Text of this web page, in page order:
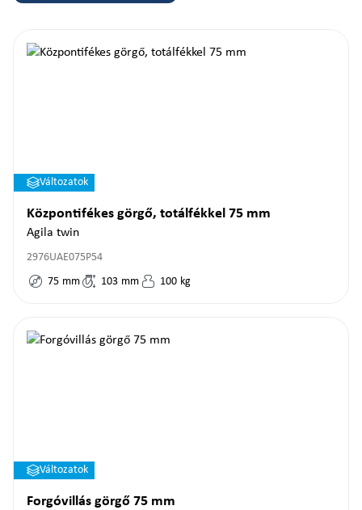
Változatok
Központifékes görgő, totálfékkel 75 mm
Agila twin
2976UAE075P54
75 mm 103 mm 100 kg
Változatok
Forgóvillás görgő 75 mm